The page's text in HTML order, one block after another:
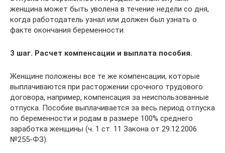
женщина может быть уволена в течение недели со дня,
когда работодатель узнал или должен был узнать о
факте окончания беременности.
3 шаг. Расчет компенсации и выплата пособия.
Женщине положены все те же компенсации, которые
выплачиваются при расторжении срочного трудового
договора, например, компенсация за неиспользованные
отпуска. Пособие выплачивается за весь период отпуска
по беременности и родам в размере 100% среднего
заработка женщины (ч. 1 ст. 11 Закона от 29.12.2006
№255-ФЗ).